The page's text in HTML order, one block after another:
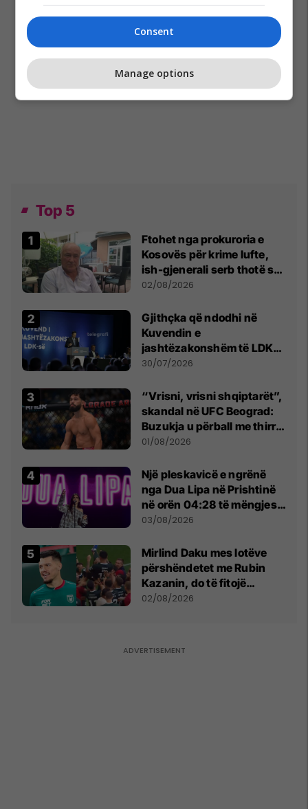
Top 5
Ftohet nga prokuroria e
Kosovës për krime lufte,
ish-gjenerali serb thotë se
dikush e tradhtoi në
02/08/2026
Gjithçka që ndodhi në
Kuvendin e
jashtëzakonshëm të LDK-
së
30/07/2026
“Vrisni, vrisni shqiptarët”,
skandal në UFC Beograd:
Buzukja u përball me thirrje
anti-shqiptare nga
01/08/2026
Një pleskavicë e ngrënë
nga Dua Lipa në Prishtinë
në orën 04:28 të mëngjesit
- dhe bota digjitale serbe
03/08/2026
Mirlind Daku mes lotëve
përshëndetet me Rubin
Kazanin, do të fitojë
miliona te Spartak Moska
02/08/2026
Consent
Manage options